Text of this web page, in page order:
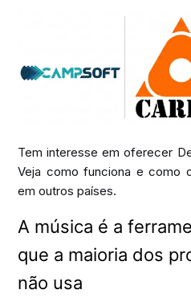
Tem interesse em oferecer
Veja como funciona e como
em outros países.
A música é a
que a maioria dos
não usa